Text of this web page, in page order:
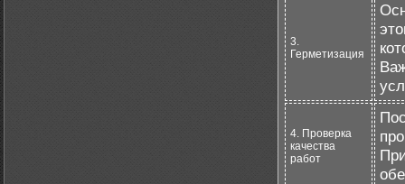
3.
Герметизация
4. Проверка
качества
работ